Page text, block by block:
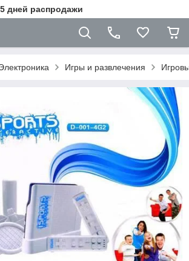
дней распродажи
Игры и развлечения